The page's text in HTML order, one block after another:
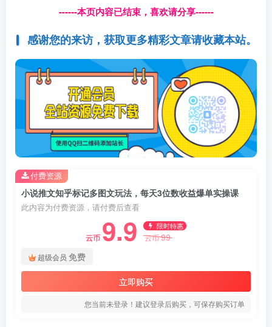
------本页内容已结束，喜欢请分享------
感谢您的来访，获取更多精彩文章请收藏本站。
小说推文知乎标记多图文玩法，每天3位数收益爆单实操课
此内容为付费资源，请付费后查看
云币 9.9 限时特惠
云币99
超级会员 免费
立即购买
您当前未登录！建议登录后购买，可保存购买订单
付费资源